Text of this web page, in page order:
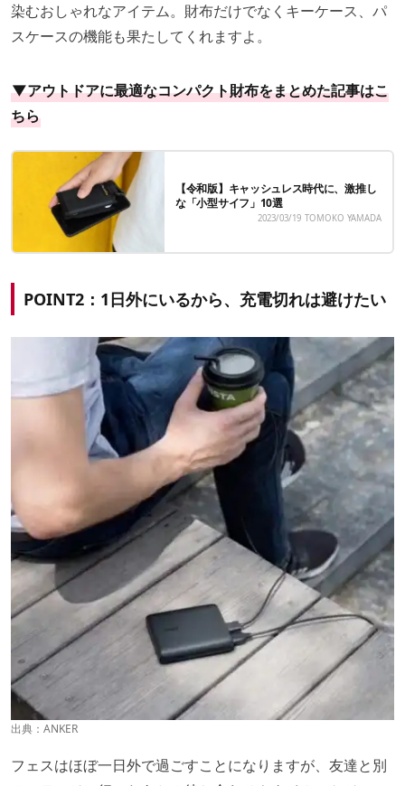
染むおしゃれなアイテム。財布だけでなくキーケース、パ
スケースの機能も果たしてくれますよ。
▼アウトドアに最適なコンパクト財布をまとめた記事はこ
ちら
【令和版】キャッシュレス時代に、激推し
な「小型サイフ」10選
2023/03/19 TOMOKO YAMADA
POINT2：1日外にいるから、充電切れは避けたい
出典： ANKER
フェスはほぼ一日外で過ごすことになりますが、友達と別